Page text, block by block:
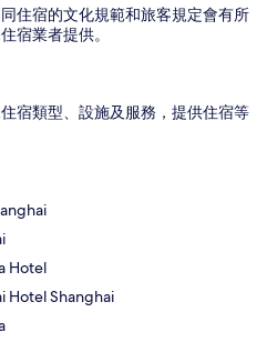
住宿的文化規範和旅客規定會有所
宿業者提供。
宿類型、設施及服務，提供住宿等
Hotel
Hotel Shanghai